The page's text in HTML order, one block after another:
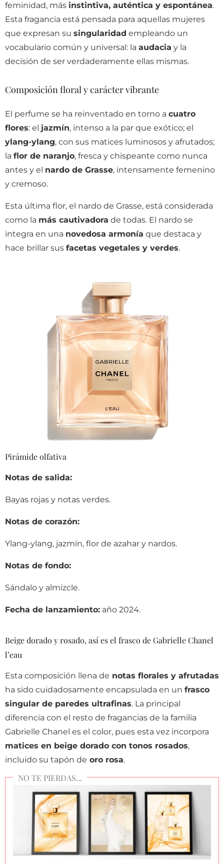
feminidad, más instintiva, auténtica y espontánea.
Esta fragancia está pensada para aquellas mujeres
que expresan su singularidad empleando un
vocabulario común y universal: la audacia y la
decisión de ser verdaderamente ellas mismas.
Composición floral y carácter vibrante
El perfume se ha reinventado en torno a cuatro
flores: el jazmín, intenso a la par que exótico; el
ylang-ylang, con sus matices luminosos y afrutados;
la flor de naranjo, fresca y chispeante como nunca
antes y el nardo de Grasse, intensamente femenino
y cremoso.
Esta última flor, el nardo de Grasse, está considerada
como la más cautivadora de todas. El nardo se
integra en una novedosa armonía que destaca y
hace brillar sus facetas vegetales y verdes.
Pirámide olfativa
Notas de salida:
Bayas rojas y notas verdes.
Notas de corazón:
Ylang-ylang, jazmín, flor de azahar y nardos.
Notas de fondo:
Sándalo y almizcle.
Fecha de lanzamiento: año 2024.
Beige dorado y rosado, así es el frasco de Gabrielle Chanel
l’eau
Esta composición llena de notas florales y afrutadas
ha sido cuidadosamente encapsulada en un frasco
singular de paredes ultrafinas. La principal
diferencia con el resto de fragancias de la familia
Gabrielle Chanel es el color, pues esta vez incorpora
matices en beige dorado con tonos rosados,
incluido su tapón de oro rosa.